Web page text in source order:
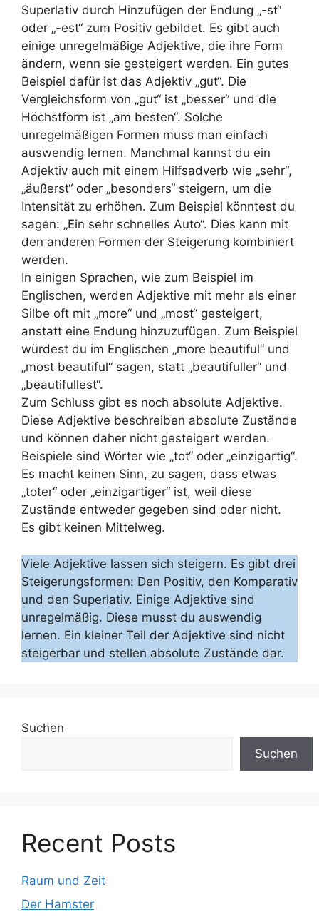
Superlativ durch Hinzufügen der Endung „-st“
oder „-est“ zum Positiv gebildet. Es gibt auch
einige unregelmäßige Adjektive, die ihre Form
ändern, wenn sie gesteigert werden. Ein gutes
Beispiel dafür ist das Adjektiv „gut“. Die
Vergleichsform von „gut“ ist „besser“ und die
Höchstform ist „am besten“. Solche
unregelmäßigen Formen muss man einfach
auswendig lernen. Manchmal kannst du ein
Adjektiv auch mit einem Hilfsadverb wie „sehr“,
„äußerst“ oder „besonders“ steigern, um die
Intensität zu erhöhen. Zum Beispiel könntest du
sagen: „Ein sehr schnelles Auto“. Dies kann mit
den anderen Formen der Steigerung kombiniert
werden.
In einigen Sprachen, wie zum Beispiel im
Englischen, werden Adjektive mit mehr als einer
Silbe oft mit „more“ und „most“ gesteigert,
anstatt eine Endung hinzuzufügen. Zum Beispiel
würdest du im Englischen „more beautiful“ und
„most beautiful“ sagen, statt „beautifuller“ und
„beautifullest“.
Zum Schluss gibt es noch absolute Adjektive.
Diese Adjektive beschreiben absolute Zustände
und können daher nicht gesteigert werden.
Beispiele sind Wörter wie „tot“ oder „einzigartig“.
Es macht keinen Sinn, zu sagen, dass etwas
„toter“ oder „einzigartiger“ ist, weil diese
Zustände entweder gegeben sind oder nicht.
Es gibt keinen Mittelweg.
Viele Adjektive lassen sich steigern. Es gibt drei
Steigerungsformen: Den Positiv, den Komparativ
und den Superlativ. Einige Adjektive sind
unregelmäßig. Diese musst du auswendig
lernen. Ein kleiner Teil der Adjektive sind nicht
steigerbar und stellen absolute Zustände dar.
Suchen
Suchen
Recent Posts
Raum und Zeit
Der Hamster